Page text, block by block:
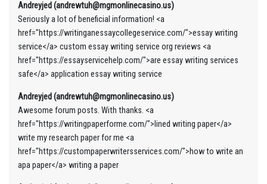
Andreyjed (andrewtuh@mgmonlinecasino.us)
Seriously a lot of beneficial information! <a
href="https://writinganessaycollegeservice.com/">essay writing
service</a> custom essay writing service org reviews <a
href="https://essayservicehelp.com/">are essay writing services
safe</a> application essay writing service
Andreyjed (andrewtuh@mgmonlinecasino.us)
Awesome forum posts. With thanks. <a
href="https://writingpaperforme.com/">lined writing paper</a>
write my research paper for me <a
href="https://custompaperwritersservices.com/">how to write an
apa paper</a> writing a paper